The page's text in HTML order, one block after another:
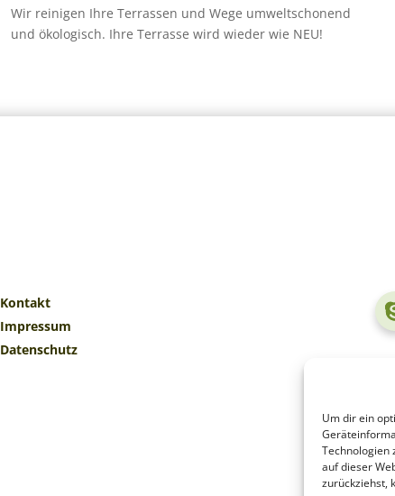
Um dir ein
Technologien
auf dieser
zurückziehst,
Wir reinigen Ihre Terrassen und Wege umweltschonend
und ökologisch. Ihre Terrasse wird wieder wie NEU!
Kontakt
Impressum
Datenschutz